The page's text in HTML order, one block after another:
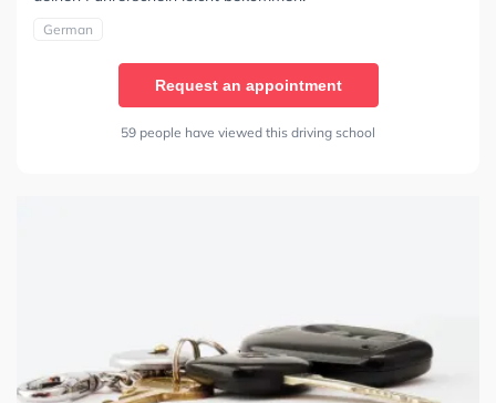
German
Request an appointment
59 people have viewed this driving school